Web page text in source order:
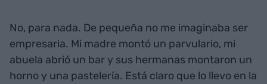
No, para nada. De pequeña no me imaginaba ser
empresaria. Mi madre montó un parvulario, mi
abuela abrió un bar y sus hermanas montaron un
horno y una pastelería. Está claro que lo llevo en la